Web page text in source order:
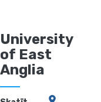
University
of East
Anglia